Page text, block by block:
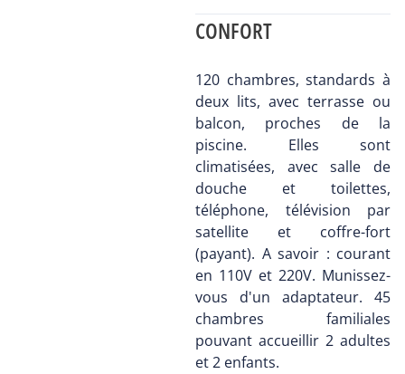
CONFORT
120 chambres, standards à
deux lits, avec terrasse ou
balcon, proches de la
piscine. Elles sont
climatisées, avec salle de
douche et toilettes,
téléphone, télévision par
satellite et coffre-fort
(payant). A savoir : courant
en 110V et 220V. Munissez-
vous d'un adaptateur. 45
chambres familiales
pouvant accueillir 2 adultes
et 2 enfants.